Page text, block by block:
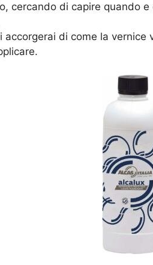
cercando di capire quando
accorgerai di come la